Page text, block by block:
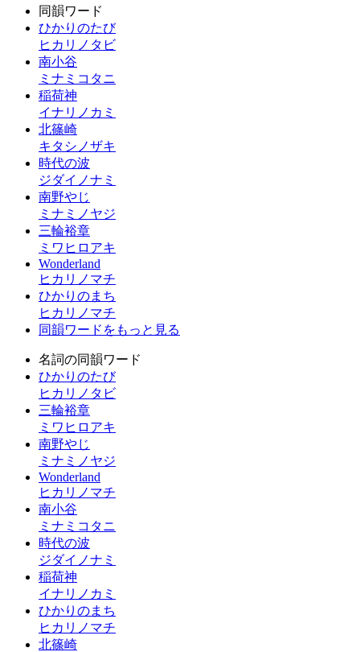
同韻ワード
ひかりのたび
ヒカリノタビ
南小谷
ミナミコタニ
稲荷神
イナリノカミ
北篠崎
キタシノザキ
時代の波
ジダイノナミ
南野やじ
ミナミノヤジ
三輪裕章
ミワヒロアキ
Wonderland
ヒカリノマチ
ひかりのまち
ヒカリノマチ
同韻ワードをもっと見る
名詞の同韻ワード
ひかりのたび
ヒカリノタビ
三輪裕章
ミワヒロアキ
南野やじ
ミナミノヤジ
Wonderland
ヒカリノマチ
南小谷
ミナミコタニ
時代の波
ジダイノナミ
稲荷神
イナリノカミ
ひかりのまち
ヒカリノマチ
北篠崎